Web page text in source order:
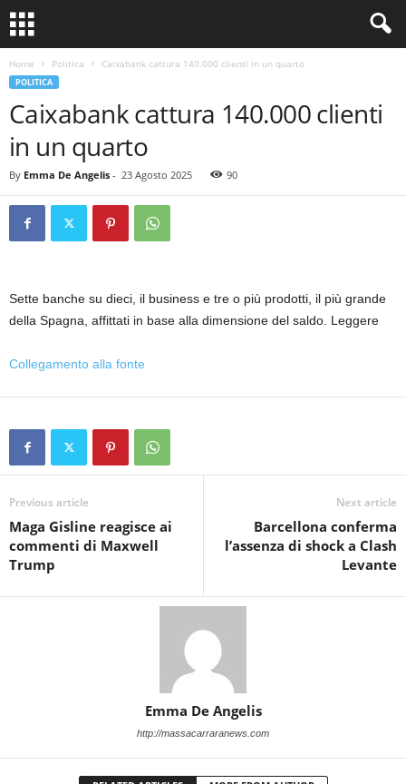
Home Politica Caixabank cattura 140.000 clienti in un quarto
POLITICA
Caixabank cattura 140.000 clienti
in un quarto
By Emma De Angelis - 23 Agosto 2025 90
Sette banche su dieci, il business e tre o più prodotti, il più grande
della Spagna, affittati in base alla dimensione del saldo. Leggere
Collegamento alla fonte
Previous article
Maga Gisline reagisce ai
commenti di Maxwell
Trump
Next article
Barcellona conferma
l’assenza di shock a Clash
Levante
Emma De Angelis
http://massacarraranews.com